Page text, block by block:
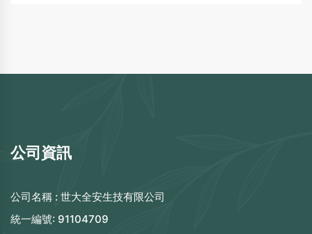
公司資訊
公司名稱 : 世大全安生技有限公司
統一編號: 91104709